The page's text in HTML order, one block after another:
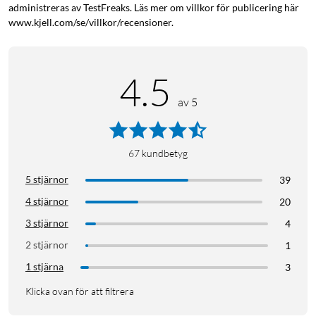
Hörlurarna är utrustade med justerbara öronkrokar som kan
förlängas och roteras för en bekväm och säker passform. Upp
till 30 grader rotation och 4 mm förlängning, anpassa
positionen för att passa dig perfekt.
högljudda gym till lugna områden. Blockera distraherande ljud
—från klirrande vikter till höga stön. Manuell justering och
adaptiv ANC håller dig fokuserad på dina träningsmål.
Med Soundcores nya BassUp-teknologi, driven av kraftiga
administreras av TestFreaks. Läs mer om villkor för publicering här
www.kjell.com/se/villkor/recensioner.
4.5 av 5
67 kundbetyg
5 stjärnor
39
4 stjärnor
20
3 stjärnor
4
2 stjärnor
1
1 stjärna
3
Klicka ovan för att filtrera